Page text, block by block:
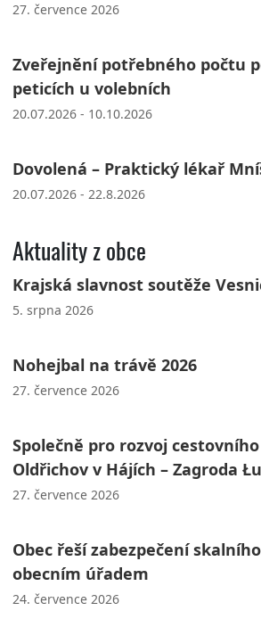
27. července 2026
Zveřejnění potřebného počtu
peticích u volebních
20.07.2026 - 10.10.2026
Dovolená – Praktický lékař
20.07.2026 - 22.8.2026
Aktuality z obce
Krajská slavnost soutěže
5. srpna 2026
Nohejbal na trávě 2026
27. července 2026
Společně pro rozvoj
Oldřichov v Hájích – Zagroda
27. července 2026
Obec řeší zabezpečení
obecním úřadem
24. července 2026